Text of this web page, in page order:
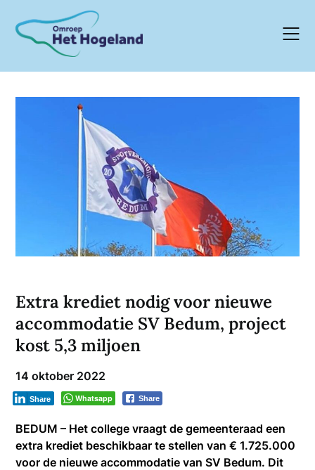
content
Extra krediet nodig voor nieuwe
accommodatie SV Bedum, project
kost 5,3 miljoen
14 oktober 2022
Whatsapp Share
Share
BEDUM – Het college vraagt de gemeenteraad een
extra krediet beschikbaar te stellen van € 1.725.000
voor de nieuwe accommodatie van SV Bedum. Dit